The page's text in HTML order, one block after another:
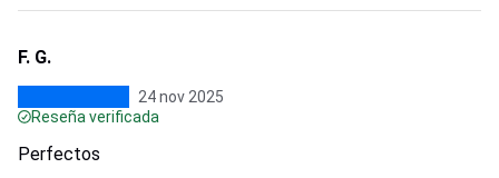
F. G.
24 nov 2025
Reseña verificada
Perfectos